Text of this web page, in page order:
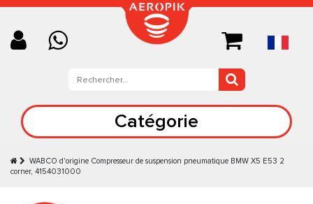
Catégorie
WABCO d'origine Compresseur de suspension pneumatique BMW X5 E53 2
corner, 4154031000